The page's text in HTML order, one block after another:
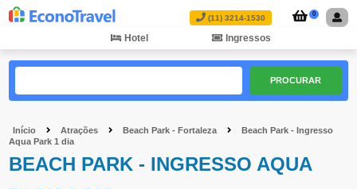
(11) 3214-1530 0
Hotel Ingressos
PROCURAR
Início Atrações Beach Park - Fortaleza
Beach Park - Ingresso
Aqua Park 1 dia
BEACH PARK - INGRESSO AQUA